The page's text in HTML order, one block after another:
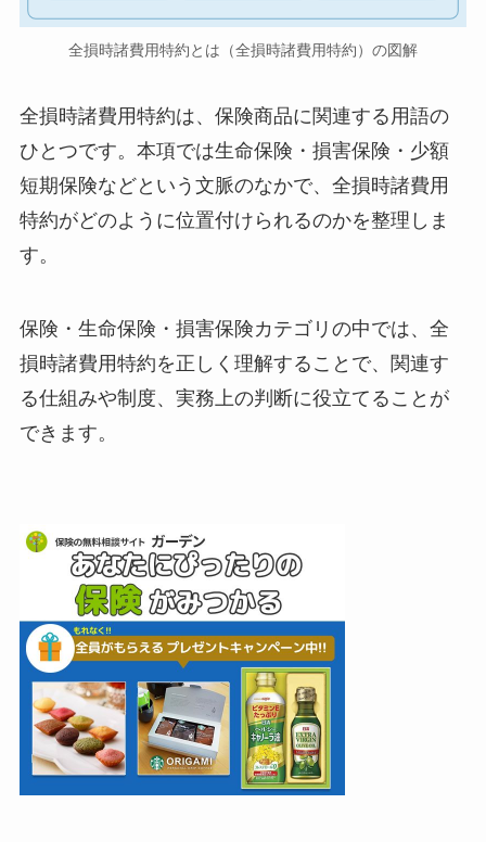
全損時諸費用特約とは（全損時諸費用特約）の図解
全損時諸費用特約は、保険商品に関連する用語の
ひとつです。本項では生命保険・損害保険・少額
短期保険などという文脈のなかで、全損時諸費用
特約がどのように位置付けられるのかを整理しま
す。
保険・生命保険・損害保険カテゴリの中では、全
損時諸費用特約を正しく理解することで、関連す
る仕組みや制度、実務上の判断に役立てることが
できます。